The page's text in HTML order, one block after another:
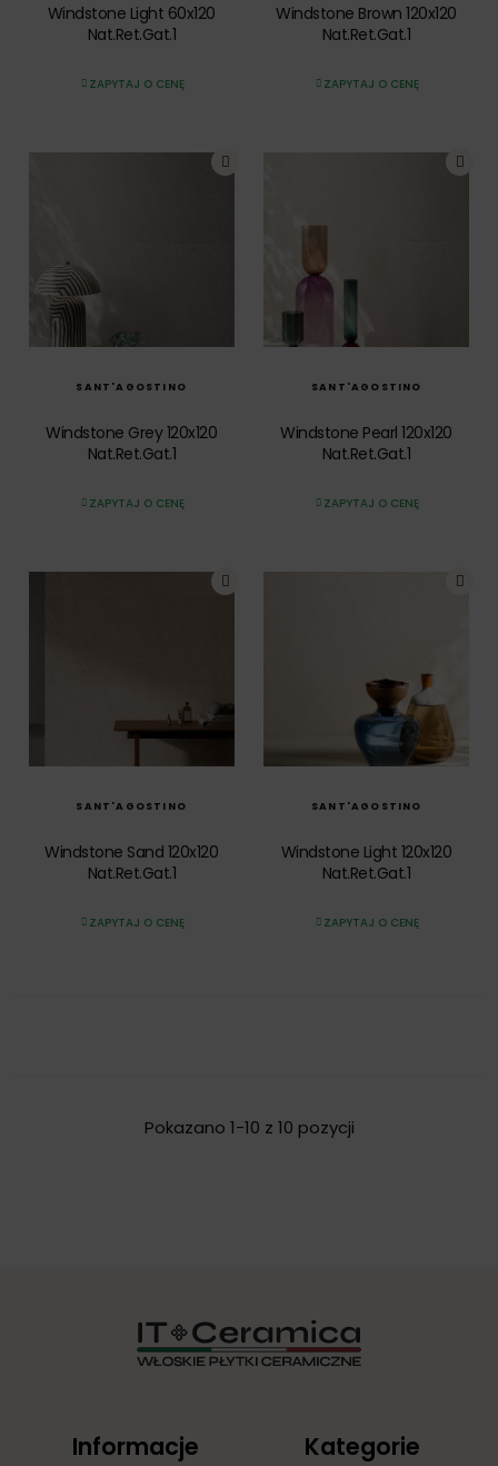
Windstone Light 60x120
Nat.Ret.Gat.1
ZAPYTAJ O CENĘ
Windstone Brown 120x120
Nat.Ret.Gat.1
ZAPYTAJ O CENĘ
SANT'AGOSTINO
Windstone Grey 120x120
Nat.Ret.Gat.1
ZAPYTAJ O CENĘ
SZYBKI PODGLĄD
SANT'AGOSTINO
Windstone Pearl 120x120
Nat.Ret.Gat.1
ZAPYTAJ O CENĘ
SZYBKI PODGLĄD
SANT'AGOSTINO
Windstone Sand 120x120
Nat.Ret.Gat.1
ZAPYTAJ O CENĘ
SZYBKI PODGLĄD
SANT'AGOSTINO
Windstone Light 120x120
Nat.Ret.Gat.1
ZAPYTAJ O CENĘ
SZYBKI PODGLĄD
Pokazano 1-10 z 10 pozycji
Informacje Kategorie